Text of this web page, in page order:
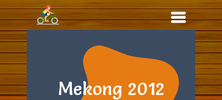
Mekong ​2012